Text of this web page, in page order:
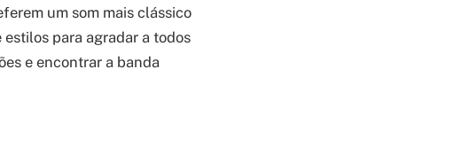
um som mais clássico
para agradar a todos
e encontrar a banda